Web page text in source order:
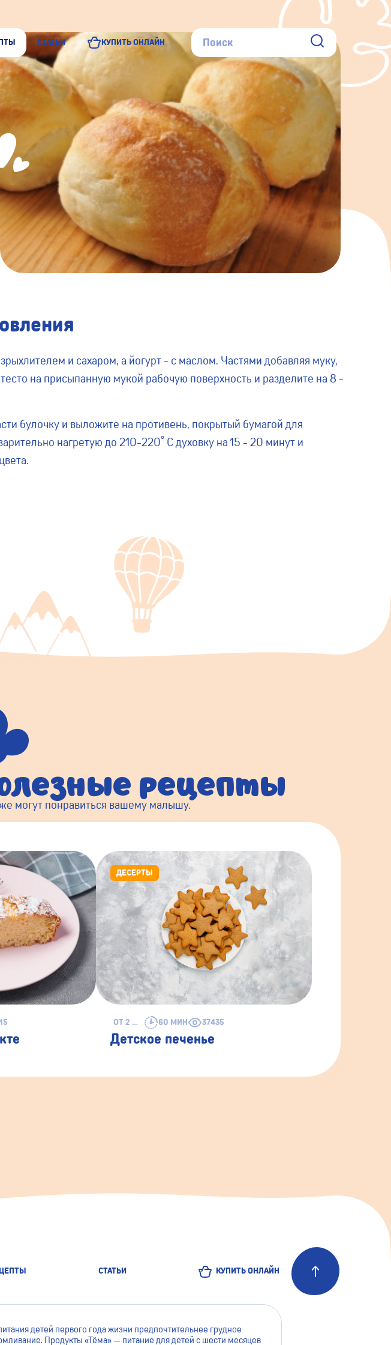
СТАТЬИ КУПИТЬ ОНЛАЙН
и сахаром, а йогурт - с маслом. Частями добавляя муку,
на присыпанную мукой рабочую поверхность и разделите на 8 -
булочку и выложите на противень, покрытый бумагой для
нагретую до 210-220˚ С духовку на 15 - 20 минут и
рецепты
могут понравиться вашему малышу.
ДЕСЕРТЫ
ОТ 2 ЛЕТ 60 МИН 37435
Детское печенье
СТАТЬИ КУПИТЬ ОНЛАЙН
детей первого года жизни предпочтительнее грудное
Продукты «Тёма» — питание для детей с шести месяцев